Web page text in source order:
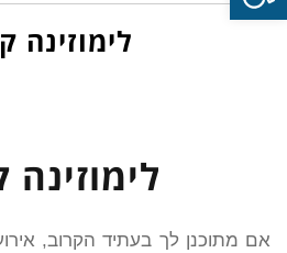
לימוזינה
אם מתוכנן לך בעתיד הקרוב,